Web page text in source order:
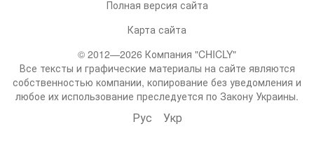
Полная версия сайта
Карта сайта
© 2012—2026 Компания "CHICLY"
Все тексты и графические материалы на сайте являются
собственностью компании, копирование без уведомления и
любое их использование преследуется по Закону Украины.
Рус Укр